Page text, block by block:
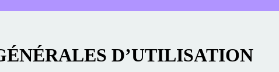
D’UTILISATION